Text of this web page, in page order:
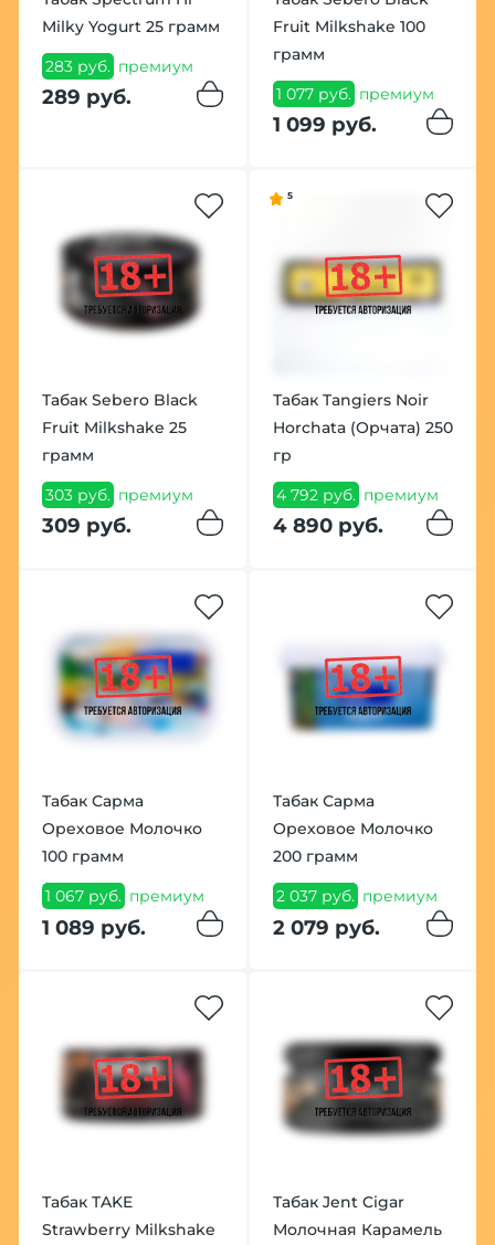
Milky Yogurt 25 грамм
283 руб. премиум
289 руб.
Fruit Milkshake 100
грамм
1 077 руб. премиум
1 099 руб.
Табак Sebero Black
Fruit Milkshake 25
грамм
303 руб. премиум
309 руб.
5
Табак Tangiers Noir
Horchata (Орчата) 250
гр
4 792 руб. премиум
4 890 руб.
Табак Сарма
Ореховое Молочко
100 грамм
1 067 руб. премиум
1 089 руб.
Табак Сарма
Ореховое Молочко
200 грамм
2 037 руб. премиум
2 079 руб.
Табак TAKE
Strawberry Milkshake
Табак Jent Cigar
Молочная Карамель